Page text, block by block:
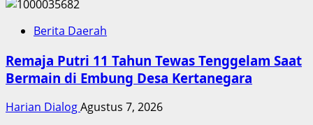
Berita Daerah
Remaja Putri 11 Tahun Tewas Tenggelam Saat
Bermain di Embung Desa Kertanegara
Harian DialogAgustus 7, 2026